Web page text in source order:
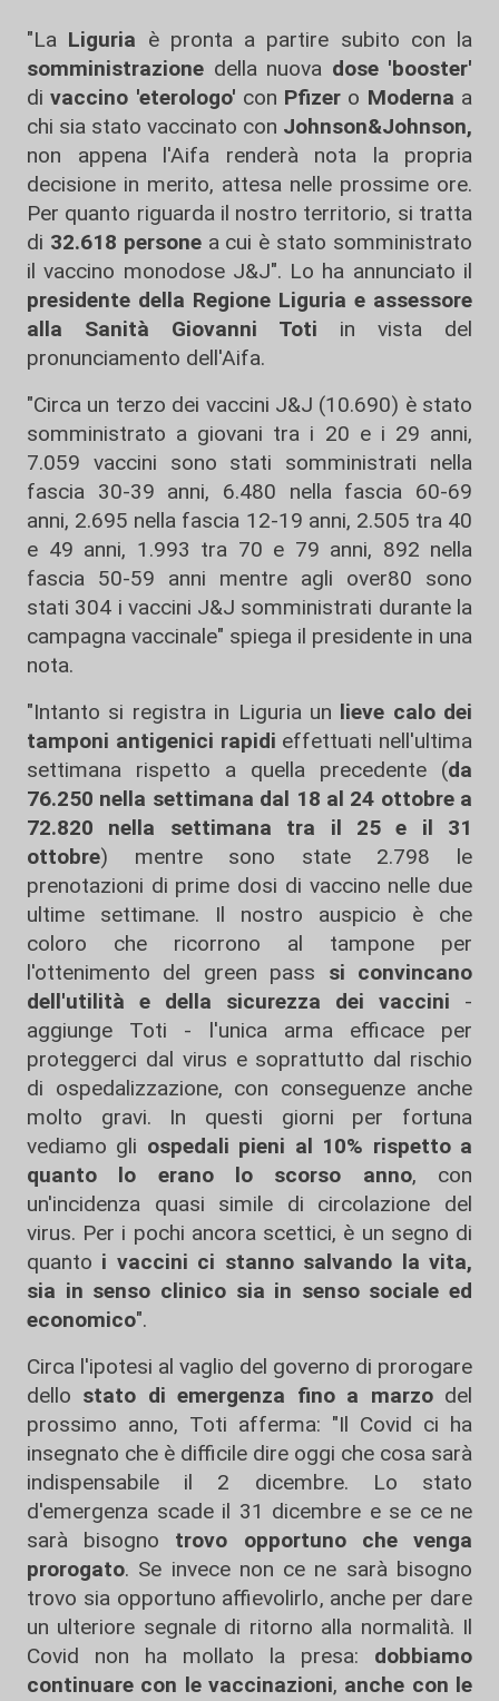
"La Liguria è pronta a partire subito con la
somministrazione della nuova dose 'booster'
divaccino 'eterologo' con Pfizer o Moderna a
chi sia stato vaccinato con Johnson&Johnson,
non appena l'Aifa renderà nota la propria
decisione in merito, attesa nelle prossime ore.
Per quanto riguarda il nostro territorio, si tratta
di 32.618 personea cui è stato somministrato
il vaccino monodose J&J". Lo ha annunciato il
presidente della Regione Liguria e assessore
alla Sanità Giovanni Toti in vista del
pronunciamento dell'Aifa.
"Circa un terzo dei vaccini J&J (10.690) è stato
somministrato a giovani tra i 20 e i 29 anni,
7.059 vaccini sono stati somministrati nella
fascia 30-39 anni, 6.480 nella fascia 60-69
anni, 2.695 nella fascia 12-19 anni, 2.505 tra 40
e 49 anni, 1.993 tra 70 e 79 anni, 892 nella
fascia 50-59 anni mentre agli over80 sono
stati 304 i vaccini J&J somministrati durante la
campagna vaccinale" spiega il presidente in una
nota.
"Intanto si registra in Liguria un lieve calo dei
tamponi antigenici rapidi effettuati nell'ultima
settimana rispetto a quella precedente (da
76.250 nella settimana dal 18 al 24 ottobre a
72.820 nella settimana tra il 25 e il 31
ottobre) mentre sono state 2.798 le
prenotazioni di prime dosi di vaccino nelle due
ultime settimane. Il nostro auspicio è che
coloro che ricorrono al tampone per
l'ottenimento del green pass si convincano
dell'utilità e della sicurezza dei vaccini -
aggiunge Toti - l'unica arma efficace per
proteggerci dal virus e soprattutto dal rischio
di ospedalizzazione, con conseguenze anche
molto gravi. In questi giorni per fortuna
vediamo gli ospedali pieni al 10% rispetto a
quanto lo erano lo scorso anno, con
un'incidenza quasi simile di circolazione del
virus. Per i pochi ancora scettici, è un segno di
quanto i vaccini ci stanno salvando la vita,
sia in senso clinico sia in senso sociale ed
economico".
Circa l'ipotesi al vaglio del governo di prorogare
dello stato di emergenza fino a marzodel
prossimo anno, Toti afferma: "Il Covid ci ha
insegnato che è difficile dire oggi che cosa sarà
indispensabile il 2 dicembre. Lo stato
d'emergenza scade il 31 dicembre e se ce ne
sarà bisogno trovo opportuno che venga
prorogato. Se invece non ce ne sarà bisogno
trovo sia opportuno affievolirlo, anche per dare
un ulteriore segnale di ritorno alla normalità. Il
Covid non ha mollato la presa: dobbiamo
continuare con le vaccinazioni, anche con le